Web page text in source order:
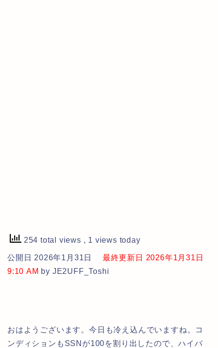
254 total views , 1 views today
公開日 2026年1月31日
最終更新日 2026年1月31日
9:10 AM by JE2UFF_Toshi
おはようございます。今日も冷え込んでいますね。コ
ンディションもSSNが100を割り出したので、ハイバ